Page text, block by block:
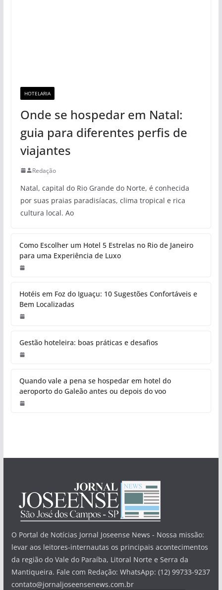
HOTELARIA
Onde se hospedar em Natal:
guia para diferentes perfis de
viajantes
Redação
Natal, capital do Rio Grande do Norte, é conhecida
por suas praias paradisíacas, clima tropical e rica
cultura local. Ao
Como Escolher um Hotel 5 Estrelas no Rio de Janeiro
para uma Experiência de Luxo
Hotéis em Foz do Iguaçu: 10 Sugestões Confortáveis e
Bem Localizadas
Gestão hoteleira: boas práticas e desafios
Quando vale a pena se hospedar em hotel do
aeroporto do Galeão antes ou depois do voo
O Portal de Notícias Jornal Joseense News - Nossa missão:
levar aos leitores-internautas os principais acontecimentos
da região do Vale do Paraíba, Litoral Norte e Serra da
Mantiqueira. Fale com Redação: WhatsApp: (12) 99733-9237
contato@jornaljoseensenews.com.br